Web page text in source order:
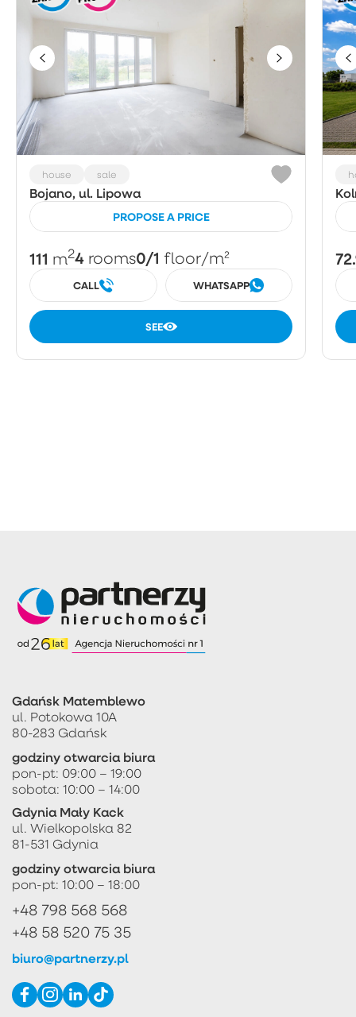
house sale
Bojano, ul. Lipowa
PROPOSE A PRICE
111 m24 rooms0/1 floor/m²
CALL WHATSAPP
SEE
Gdańsk Matemblewo
ul. Potokowa 10A
80-283 Gdańsk
godziny otwarcia biura
pon-pt: 09:00 – 19:00
sobota: 10:00 – 14:00
Gdynia Mały Kack
ul. Wielkopolska 82
81-531 Gdynia
godziny otwarcia biura
pon-pt: 10:00 – 18:00
+48 798 568 568
+48 58 520 75 35
biuro@partnerzy.pl